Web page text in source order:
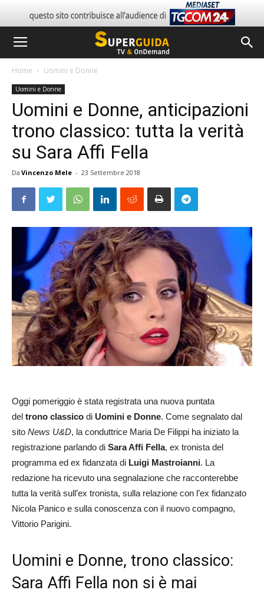
Home Uomini e Donne
Uomini e Donne
Uomini e Donne, anticipazioni
trono classico: tutta la verità
su Sara Affi Fella
Da Vincenzo Mele - 23 Settembre 2018
Oggi pomeriggio è stata registrata una nuova puntata
del trono classico di Uomini e Donne. Come segnalato dal
sito News U&D, la conduttrice Maria De Filippi ha iniziato la
registrazione parlando di Sara Affi Fella, ex tronista del
programma ed ex fidanzata di Luigi Mastroianni. La
redazione ha ricevuto una segnalazione che racconterebbe
tutta la verità sull’ex tronista, sulla relazione con l’ex fidanzato
Nicola Panico e sulla conoscenza con il nuovo compagno,
Vittorio Parigini.
Uomini e Donne, trono classico:
Sara Affi Fella non si è mai